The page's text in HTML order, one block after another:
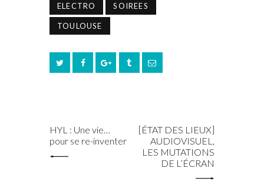
ELECTRO SOIREES
TOULOUSE
HYL : Une vie…
pour se re-inventer
[ÉTAT DES LIEUX]
AUDIOVISUEL,
LES MUTATIONS
DE L’ÉCRAN